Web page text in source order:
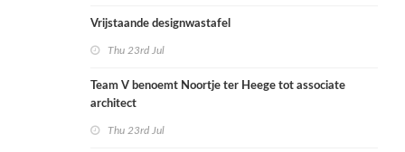
Vrijstaande designwastafel
Thu 23rd Jul
Team V benoemt Noortje ter Heege tot associate
architect
Thu 23rd Jul